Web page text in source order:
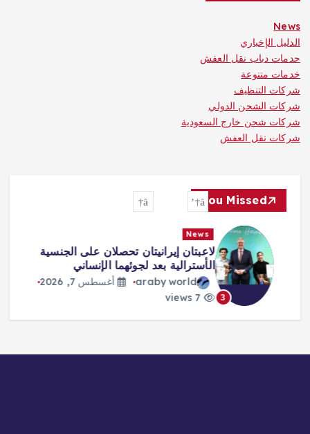
News
الدليل الإخباري
حدمات دباب نقل العفش
خدمات متنوعة
شركات التنظيف
شركات الشحن الدولي
شركات شحن خارج السعودية
شركات نقل العفش
You Missed
News
لاعبتان إيرانيتان تحصلان على الجنسية
الأسترالية بعد لجوئهما الإنساني
araby world
أغسطس 7, 2026
7 views